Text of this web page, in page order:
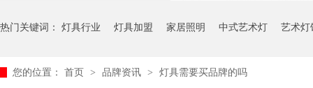
热门关键词： 灯具行业 灯具加盟 家居照明 中式艺术灯 艺术灯
您的位置： 首页 > 品牌资讯 > 灯具需要买品牌的吗